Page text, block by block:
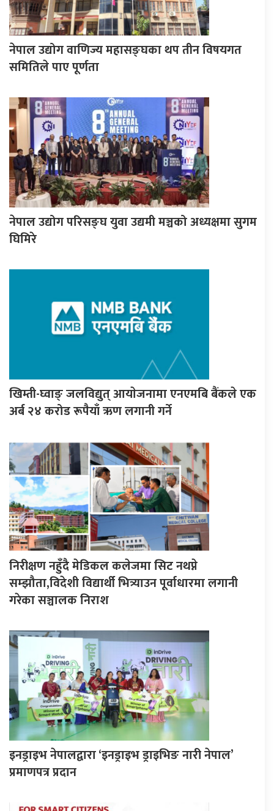
नेपाल उद्योग वाणिज्य महासङ्घका थप तीन विषयगत
समितिले पाए पूर्णता
नेपाल उद्योग परिसङ्घ युवा उद्यमी मञ्चको अध्यक्षमा सुगम
घिमिरे
खिम्ती-घ्वाङ् जलविद्युत् आयाेजनामा एनएमबि बैंकले एक
अर्ब २४ करोड रूपैयाँ ऋण लगानी गर्ने
निरीक्षण नहुँदै मेडिकल कलेजमा सिट नथप्ने
सम्झौता,विदेशी विद्यार्थी भित्र्याउन पूर्वाधारमा लगानी
गरेका सञ्चालक निराश
इनड्राइभ नेपालद्वारा ‘इनड्राइभ ड्राइभिङ नारी नेपाल’
प्रमाणपत्र प्रदान